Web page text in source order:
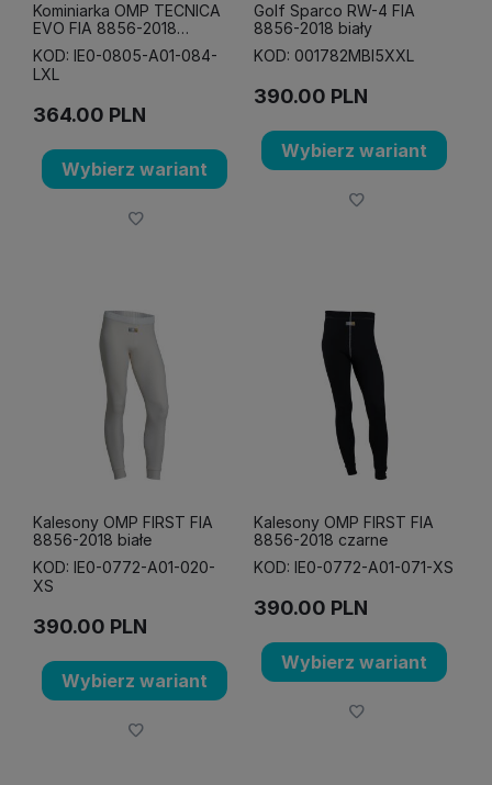
Kominiarka OMP TECNICA
EVO FIA 8856-2018
antracytowa
KOD: IE0-0805-A01-084-
LXL
364.00 PLN
Wybierz wariant
Golf Sparco RW-4 FIA
8856-2018 biały
KOD: 001782MBI5XXL
390.00 PLN
Wybierz wariant
Kalesony OMP FIRST FIA
8856-2018 białe
KOD: IE0-0772-A01-020-
XS
390.00 PLN
Wybierz wariant
Kalesony OMP FIRST FIA
8856-2018 czarne
KOD: IE0-0772-A01-071-XS
390.00 PLN
Wybierz wariant